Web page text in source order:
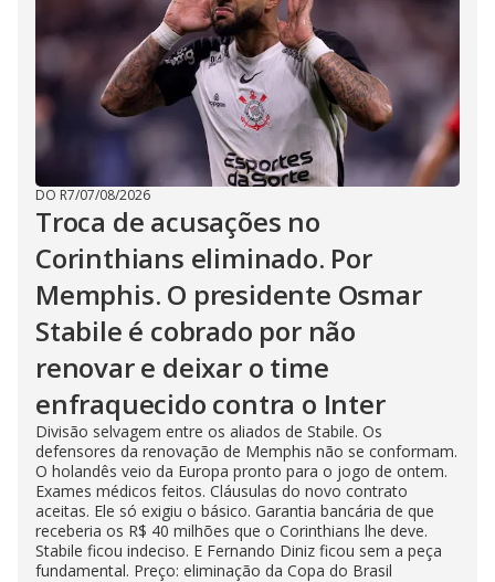
DO R7/07/08/2026
Troca de acusações no
Corinthians eliminado. Por
Memphis. O presidente Osmar
Stabile é cobrado por não
renovar e deixar o time
enfraquecido contra o Inter
Divisão selvagem entre os aliados de Stabile. Os
defensores da renovação de Memphis não se conformam.
O holandês veio da Europa pronto para o jogo de ontem.
Exames médicos feitos. Cláusulas do novo contrato
aceitas. Ele só exigiu o básico. Garantia bancária de que
receberia os R$ 40 milhões que o Corinthians lhe deve.
Stabile ficou indeciso. E Fernando Diniz ficou sem a peça
fundamental. Preço: eliminação da Copa do Brasil